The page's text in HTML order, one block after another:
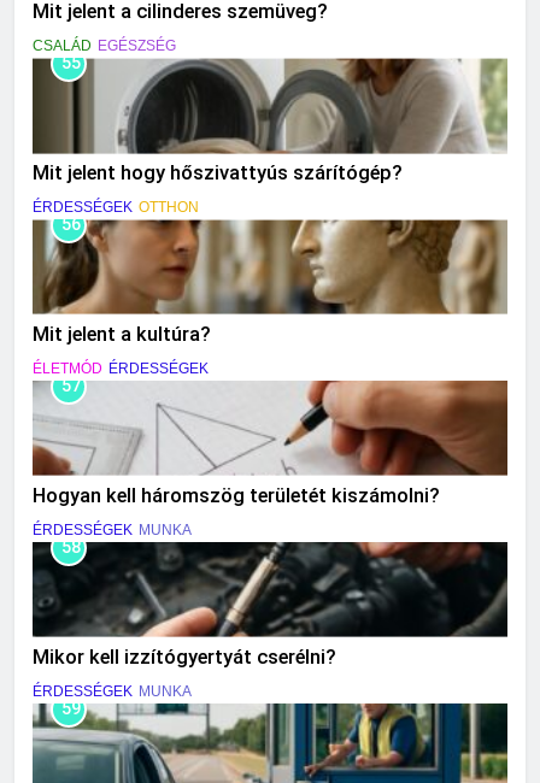
Mit jelent a cilinderes szemüveg?
CSALÁD EGÉSZSÉG
55
Mit jelent hogy hőszivattyús szárítógép?
ÉRDESSÉGEK OTTHON
56
Mit jelent a kultúra?
ÉLETMÓD ÉRDESSÉGEK
57
Hogyan kell háromszög területét kiszámolni?
ÉRDESSÉGEK MUNKA
58
Mikor kell izzítógyertyát cserélni?
ÉRDESSÉGEK MUNKA
59